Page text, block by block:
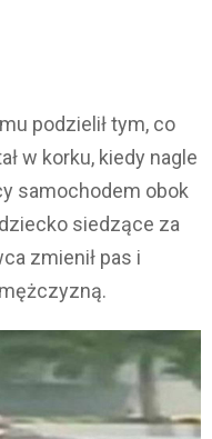
podzielił tym, co
w korku, kiedy nagle
samochodem obok
siedzące za
zmienił pas i